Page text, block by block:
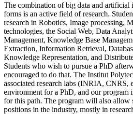
The combination of big data and artificial
forms is an active field of research.
research in Robotics, Image processing,
technologies, the Social Web, Data
Management, Knowledge Base
Extraction, Information Retrieval,
Knowledge Representation, and
Students who wish to pursue a PhD
encouraged to do that. The Institut
associated research labs (INRIA, CNRS,
environment for a PhD, and our program
for this path. The program will also allow
positions in the industry, mostly in